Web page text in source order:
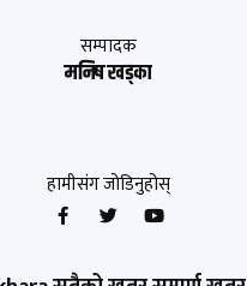
सम्पादक
मनिष खड्का
हामीसंग जोडिनुहोस्